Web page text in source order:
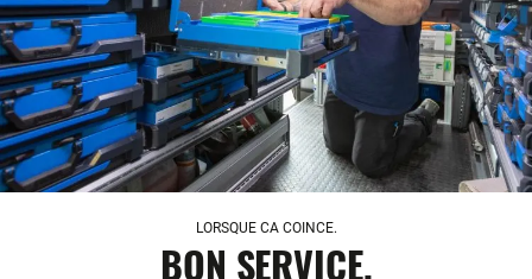
LORSQUE CA COINCE.
BON SERVICE.